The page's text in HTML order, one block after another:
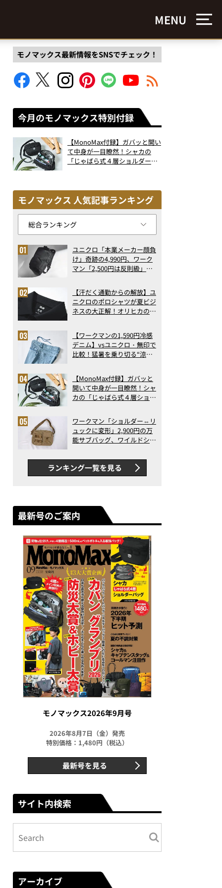
MENU
モノマックス最新情報をSNSでチェック！
今月のモノマックス特別付録
【MonoMax付録】ガバッと開い
て中身が一目瞭然！シャカの
「じゃばら式４層ショルダーバ
モノマックス 人気記事ランキング
ユニクロ「本業メーカー顔負
け」奇跡の4,990円、ワーク
マン「2,500円は反則級」凄
ト3】（2026年6月版）
【汗だく通勤からの解放】ユ
ニクロのポロシャツが夏ビジ
ネスの大正解！オリヒカの透
アの実力
【ワークマンの1,590円冷感
デニム】vsユニクロ・無印で
比較！猛暑を乗り切る“涼感
で決定版
【MonoMax付録】ガバッと
開いて中身が一目瞭然！シャ
カの「じゃばら式４層ショル
った！
ワークマン「ショルダー⇔リ
ュックに変形」2,900円の万
能サブバッグ、ワイルドシン
録…ほか【休日バッグの人気
記事ランキングベスト3】
（2026年6月版）
ランキング一覧を見る
最新号のご案内
モノマックス2026年9月号
2026年8月7日（金）発売
特別価格：1,480円（税込）
最新号を見る
サイト内検索
アーカイブ